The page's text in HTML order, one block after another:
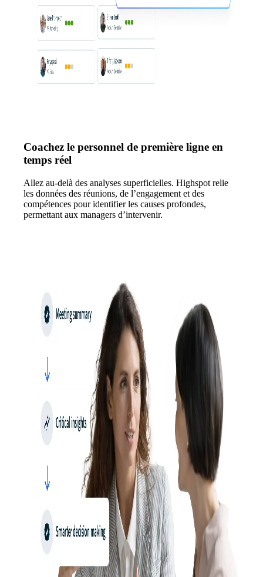
Coachez le personnel de première ligne en
temps réel
Allez au-delà des analyses superficielles. Highspot relie
les données des réunions, de l’engagement et des
compétences pour identifier les causes profondes,
permettant aux managers d’intervenir.